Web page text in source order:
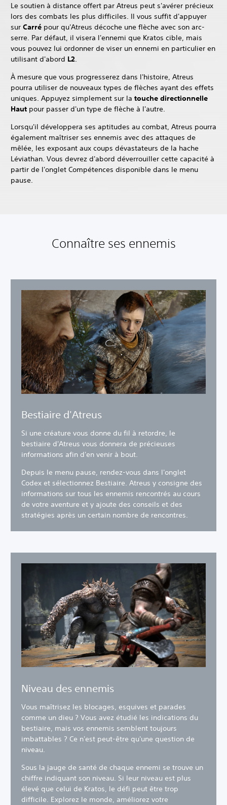
Le soutien à distance offert par Atreus peut s'avérer précieux
lors des combats les plus difficiles. Il vous suffit d'appuyer
sur Carré pour qu'Atreus décoche une flèche avec son arc-
serre. Par défaut, il visera l'ennemi que Kratos cible, mais
vous pouvez lui ordonner de viser un ennemi en particulier en
utilisant d'abord L2‎.
À mesure que vous progresserez dans l'histoire, Atreus
pourra utiliser de nouveaux types de flèches ayant des effets
uniques. Appuyez simplement sur la touche directionnelle
Haut pour passer d'un type de flèche à l'autre.
Lorsqu'il développera ses aptitudes au combat, Atreus pourra
également maîtriser ses ennemis avec des attaques de
mêlée, les exposant aux coups dévastateurs de la hache
Léviathan. Vous devrez d'abord déverrouiller cette capacité à
partir de l'onglet Compétences disponible dans le menu
pause.
Connaître ses ennemis
Bestiaire d'Atreus
Si une créature vous donne du fil à retordre, le
bestiaire d'Atreus vous donnera de précieuses
informations afin d'en venir à bout.‎
Depuis le menu pause, rendez-vous dans l'onglet
Codex et sélectionnez Bestiaire. Atreus y consigne des
informations sur tous les ennemis rencontrés au cours
de votre aventure et y ajoute des conseils et des
stratégies après un certain nombre de rencontres.
Niveau des ennemis
Vous maîtrisez les blocages, esquives et parades
comme un dieu ? Vous avez étudié les indications du
bestiaire, mais vos ennemis semblent toujours
imbattables ? Ce n'est peut-être qu'une question de
niveau.
Sous la jauge de santé de chaque ennemi se trouve un
chiffre indiquant son niveau. Si leur niveau est plus
élevé que celui de Kratos, le défi peut être trop
difficile. Explorez le monde, améliorez votre